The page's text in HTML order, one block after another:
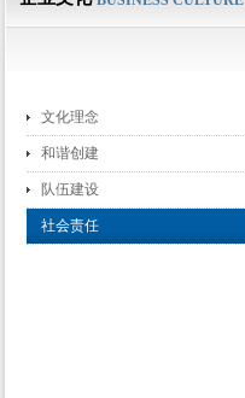
文化理念
和谐创建
队伍建设
社会责任